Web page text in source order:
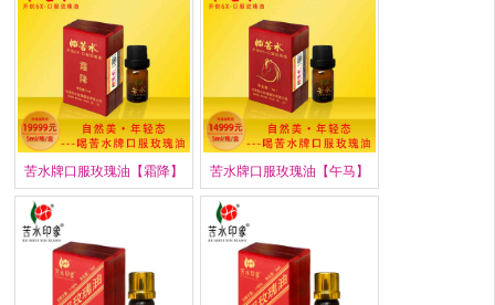
苦水牌口服玫瑰油【霜降】 苦水牌口服玫瑰油【午马】